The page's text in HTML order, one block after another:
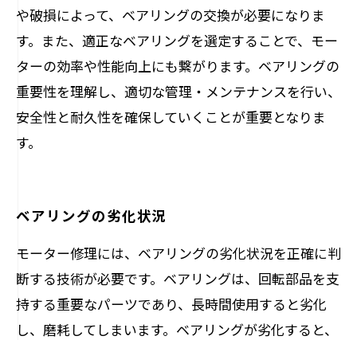
や破損によって、ベアリングの交換が必要になりま
す。また、適正なベアリングを選定することで、モー
ターの効率や性能向上にも繋がります。ベアリングの
重要性を理解し、適切な管理・メンテナンスを行い、
安全性と耐久性を確保していくことが重要となりま
す。
ベアリングの劣化状況
モーター修理には、ベアリングの劣化状況を正確に判
断する技術が必要です。ベアリングは、回転部品を支
持する重要なパーツであり、長時間使用すると劣化
し、磨耗してしまいます。ベアリングが劣化すると、